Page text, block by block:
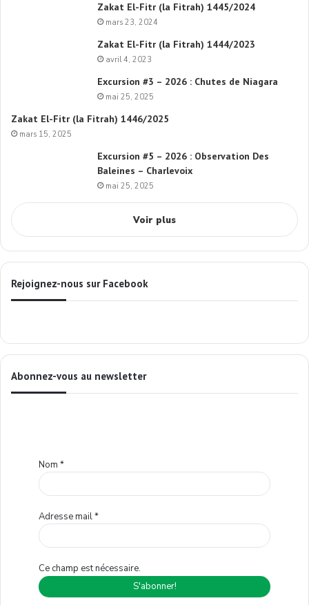
Zakat El-Fitr (la Fitrah) 1445/2024
mars 23, 2024
Zakat El-Fitr (la Fitrah) 1444/2023
avril 4, 2023
Excursion #3 – 2026 : Chutes de Niagara
mai 25, 2025
Zakat El-Fitr (la Fitrah) 1446/2025
mars 15, 2025
Excursion #5 – 2026 : Observation Des
Baleines – Charlevoix
mai 25, 2025
Voir plus
Rejoignez-nous sur Facebook
Abonnez-vous au newsletter
Nom *
Adresse mail*
Ce champ est nécessaire.